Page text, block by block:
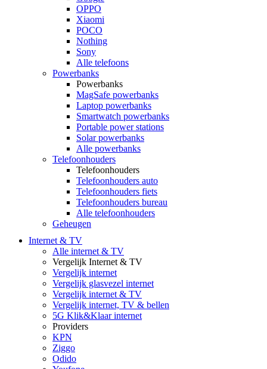
OPPO
Xiaomi
POCO
Nothing
Sony
Alle telefoons
Powerbanks
Powerbanks
MagSafe powerbanks
Laptop powerbanks
Smartwatch powerbanks
Portable power stations
Solar powerbanks
Alle powerbanks
Telefoonhouders
Telefoonhouders
Telefoonhouders auto
Telefoonhouders fiets
Telefoonhouders bureau
Alle telefoonhouders
Geheugen
Internet & TV
Alle internet & TV
Vergelijk Internet & TV
Vergelijk internet
Vergelijk glasvezel internet
Vergelijk internet & TV
Vergelijk internet, TV & bellen
5G Klik&Klaar internet
Providers
KPN
Ziggo
Odido